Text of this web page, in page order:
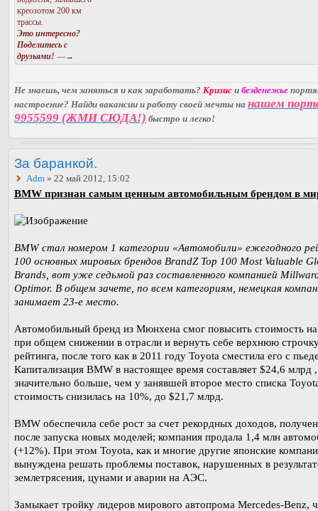
креозотом 200 км
трассы.
Это интересно?
Поделитесь с
друзьями! —→
Не знаешь, чем заняться и как заработать? Кризис и безденежье
настроение? Найди вакансии и работу своей мечты на нашем
9955599 (ЖМИ СЮДА!) быстро и легко!
За баранкой.
Adm » 22 май 2012, 15:02
BMW признан самым ценным автомобильным брендом в
BMW стал номером 1 категории «Автомобили» ежегодного
100 основных мировых брендов BrandZ Top 100 Most Valuable
Brands, вот уже седьмой раз составленного компанией
Optimor. В общем зачете, по всем категориям, немецкая
занимает 23-е место.
Автомобильный бренд из Мюнхена смог повысить стоимость
при общем снижении в отрасли и вернуть себе верхнюю
рейтинга, после того как в 2011 году Toyota сместила его с
Капитализация BMW в настоящее время составляет $24,6 млрд
значительно больше, чем у занявшей второе место списка
стоимость снизилась на 10%, до $21,7 млрд.
BMW обеспечила себе рост за счет рекордных доходов,
после запуска новых моделей; компания продала 1,4 млн
(+12%). При этом Toyota, как и многие другие японские
вынуждена решать проблемы поставок, нарушенных в
землетрясения, цунами и аварии на АЭС.
Замыкает тройку лидеров мирового автопрома Mercedes-Benz,